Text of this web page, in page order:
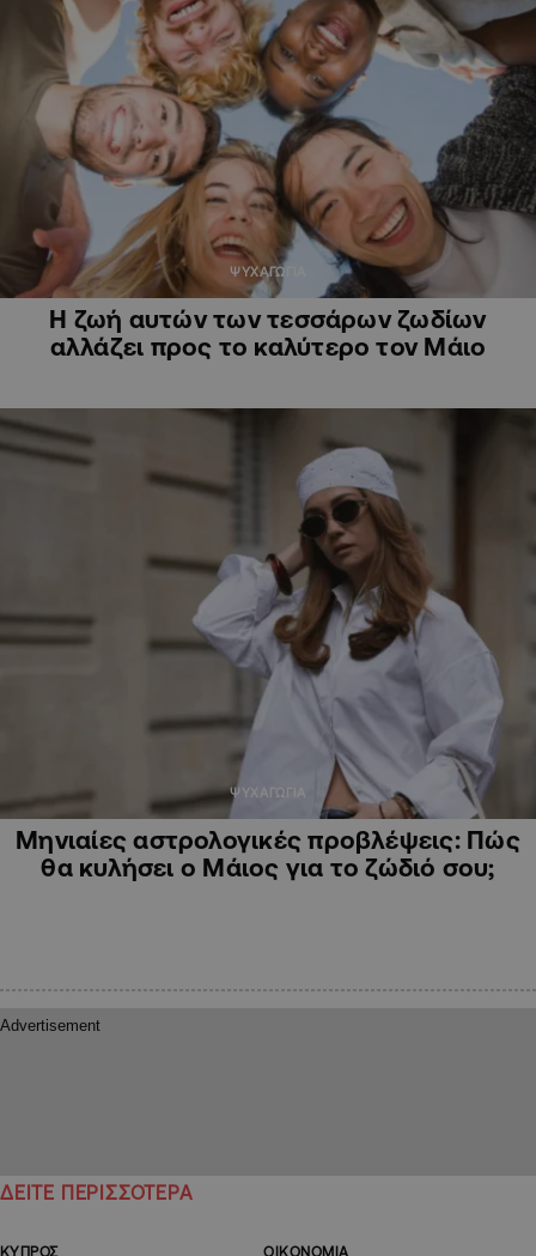
ΨΥΧΑΓΩΓΙΑ
Η ζωή αυτών των τεσσάρων ζωδίων
αλλάζει προς το καλύτερο τον Μάιο
ΨΥΧΑΓΩΓΙΑ
Μηνιαίες αστρολογικές προβλέψεις: Πώς
θα κυλήσει ο Μάιος για το ζώδιό σου;
ΔΕΙΤΕ ΠΕΡΙΣΣΟΤΕΡΑ
ΚΥΠΡΟΣ ΟΙΚΟΝΟΜΙΑ